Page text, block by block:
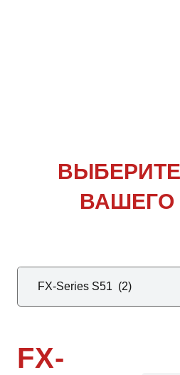
ВЫБЕРИТЕ
ВАШЕГО
FX-